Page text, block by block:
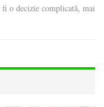
o decizie complicată, mai